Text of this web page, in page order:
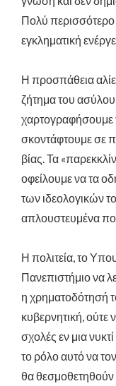
Πολύ
εγκληματική
Η προσπάθεια
ζήτημα του
χαρτογραφήσουμε
σκοντάφτουμε σε
βίας. Τα
οφείλουμε να τα
των ιδεολογικών
απλουστευμένα
Η πολιτεία, το
Πανεπιστήμιο να
η χρηματοδότησή
κυβερνητική, ούτε
σχολές εν μια
το ρόλο αυτό να
θα θεσμοθετηθούν